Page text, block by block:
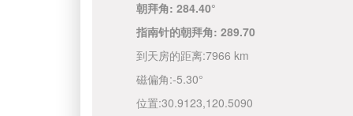
朝拜角: 284.40°
指南针的朝拜角: 289.70
到天房的距离:7966 km
磁偏角:-5.30°
位置:30.9123,120.5090